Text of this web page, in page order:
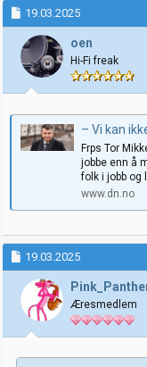
19.03.2025
oen
Hi-Fi freak
– Vi kan ikke ha det slik at
Frps Tor
jobbe enn å
folk i jobb og
www.dn.no
19.03.2025
Æresmedlem